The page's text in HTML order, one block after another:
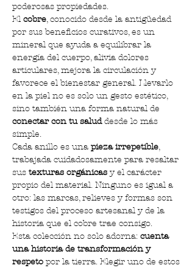
poderosas propiedades.
El cobre, conocido desde la antigüedad
por sus beneficios curativos, es un
mineral que ayuda a equilibrar la
energía del cuerpo, alivia dolores
articulares, mejora la circulación y
favorece el bienestar general. Llevarlo
en la piel no es solo un gesto estético,
sino también una forma natural de
conectar con tu salud desde lo más
simple.
Cada anillo es una pieza irrepetible,
trabajada cuidadosamente para resaltar
sus texturas orgánicas y el carácter
propio del material. Ninguno es igual a
otro: las marcas, relieves y formas son
testigos del proceso artesanal y de la
historia que el cobre trae consigo.
Esta colección no solo adorna: cuenta
una historia de transformación y
respeto por la tierra. Elegir uno de estos